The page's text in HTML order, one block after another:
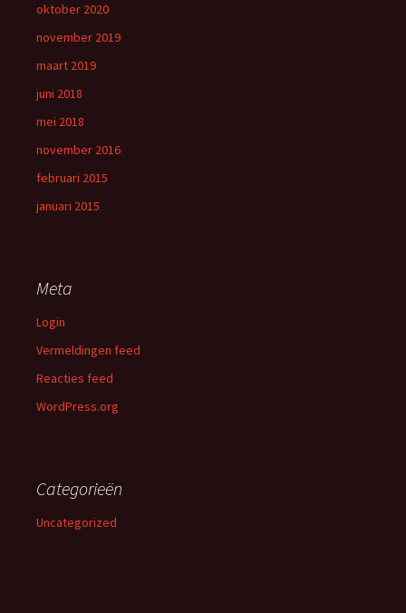
oktober 2020
november 2019
maart 2019
juni 2018
mei 2018
november 2016
februari 2015
januari 2015
Meta
Login
Vermeldingen feed
Reacties feed
WordPress.org
Categorieën
Uncategorized